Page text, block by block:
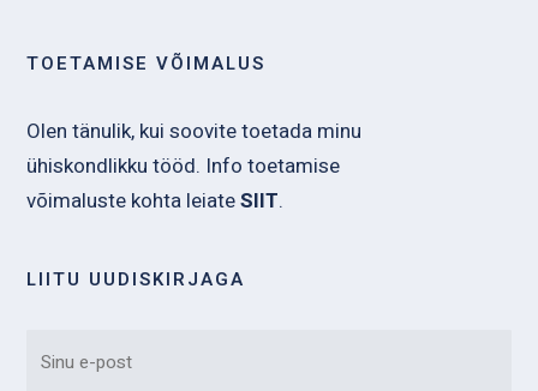
TOETAMISE VÕIMALUS
Olen tänulik, kui soovite toetada minu
ühiskondlikku tööd. Info toetamise
võimaluste kohta leiateSIIT.
LIITU UUDISKIRJAGA